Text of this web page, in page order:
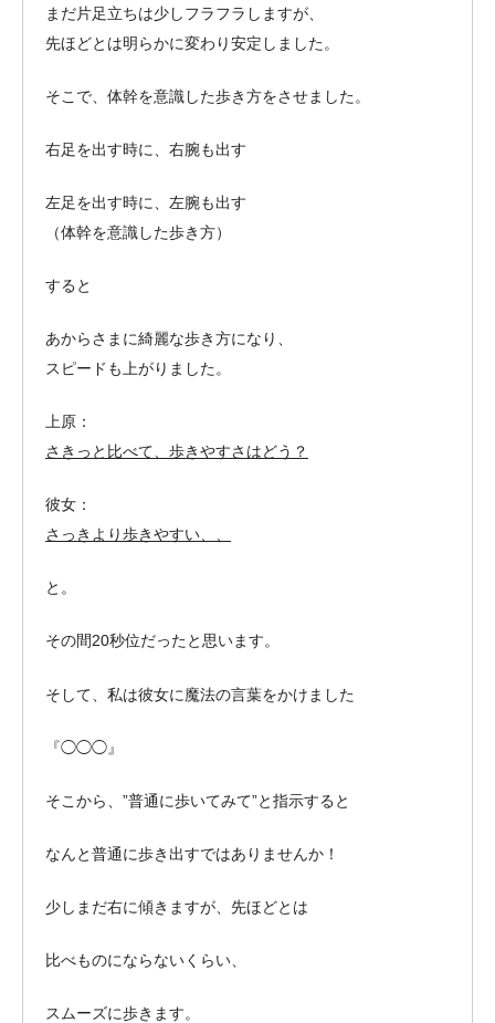
まだ片足立ちは少しフラフラしますが、
先ほどとは明らかに変わり安定しました。
そこで、体幹を意識した歩き方をさせました。
右足を出す時に、右腕も出す
左足を出す時に、左腕も出す
（体幹を意識した歩き方）
すると
あからさまに綺麗な歩き方になり、
スピードも上がりました。
上原：
さきっと比べて、歩きやすさはどう？
彼女：
さっきより歩きやすい、、
と。
その間20秒位だったと思います。
そして、私は彼女に魔法の言葉をかけました
『◯◯◯』
そこから、”普通に歩いてみて”と指示すると
なんと普通に歩き出すではありませんか！
少しまだ右に傾きますが、先ほどとは
比べものにならないくらい、
スムーズに歩きます。